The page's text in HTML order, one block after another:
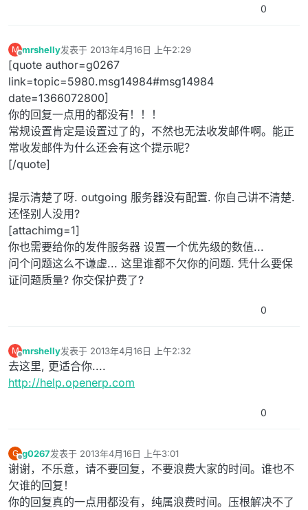
0
M
离线
mrshelly发表于 2013年4月16日 上午2:29
最后由 编辑
[quote author=g0267
link=topic=5980.msg14984#msg14984
date=1366072800]
你的回复一点用的都没有！！！
常规设置肯定是设置过了的，不然也无法收发邮件啊。能正
常收发邮件为什么还会有这个提示呢？
[/quote]
提示清楚了呀. outgoing 服务器没有配置. 你自己讲不清楚.
还怪别人没用?
[attachimg=1]
你也需要给你的发件服务器 设置一个优先级的数值...
问个问题这么不谦虚... 这里谁都不欠你的问题. 凭什么要保
证问题质量? 你交保护费了?
0
M
离线
mrshelly发表于 2013年4月16日 上午2:32
最后由 编辑
去这里, 更适合你....
http://help.openerp.com
0
G
离线
g0267发表于 2013年4月16日 上午3:01
最后由 编辑
谢谢，不乐意，请不要回复，不要浪费大家的时间。谁也不
欠谁的回复！
你的回复真的一点用都没有，纯属浪费时间。压根解决不了